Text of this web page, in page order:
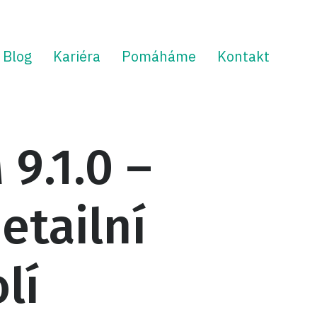
Blog Kariéra Pomáháme Kontakt
–